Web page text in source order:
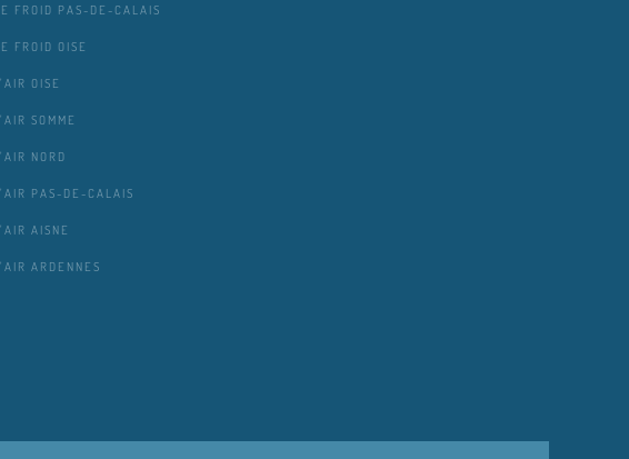
FROID PAS-DE-CALAIS
FROID OISE
OISE
SOMME
NORD
PAS-DE-CALAIS
AISNE
ARDENNES